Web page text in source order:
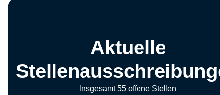
Aktuelle
Insgesamt 55 offene Stellen